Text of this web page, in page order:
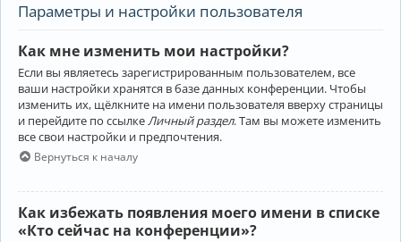
Параметры и настройки пользователя
Как мне изменить мои настройки?
Если вы являетесь зарегистрированным пользователем, все
ваши настройки хранятся в базе данных конференции. Чтобы
изменить их, щёлкните на имени пользователя вверху страницы
и перейдите по ссылке Личный раздел. Там вы можете изменить
все свои настройки и предпочтения.
Вернуться к началу
Как избежать появления моего имени в списке
«Кто сейчас на конференции»?